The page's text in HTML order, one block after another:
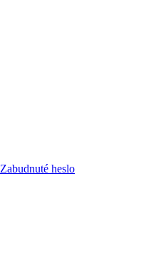
Zabudnuté heslo